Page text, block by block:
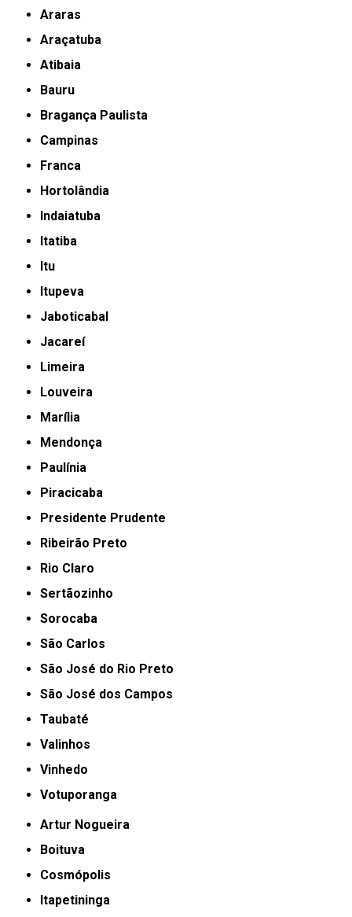
Araras
Araçatuba
Atibaia
Bauru
Bragança Paulista
Campinas
Franca
Hortolândia
Indaiatuba
Itatiba
Itu
Itupeva
Jaboticabal
Jacareí
Limeira
Louveira
Marília
Mendonça
Paulínia
Piracicaba
Presidente Prudente
Ribeirão Preto
Rio Claro
Sertãozinho
Sorocaba
São Carlos
São José do Rio Preto
São José dos Campos
Taubaté
Valinhos
Vinhedo
Votuporanga
Artur Nogueira
Boituva
Cosmópolis
Itapetininga